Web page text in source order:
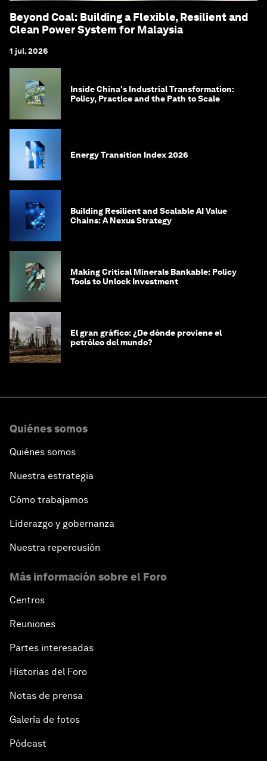
Beyond Coal: Building a Flexible, Resilient and
Clean Power System for Malaysia
1 jul. 2026
Inside China's Industrial Transformation:
Policy, Practice and the Path to Scale
Energy Transition Index 2026
Building Resilient and Scalable AI Value
Chains: A Nexus Strategy
Making Critical Minerals Bankable: Policy
Tools to Unlock Investment
El gran gráfico: ¿De dónde proviene el
petróleo del mundo?
Quiénes somos
Quiénes somos
Nuestra estrategia
Cómo trabajamos
Liderazgo y gobernanza
Nuestra repercusión
Más información sobre el Foro
Centros
Reuniones
Partes interesadas
Historias del Foro
Notas de prensa
Galería de fotos
Pódcast